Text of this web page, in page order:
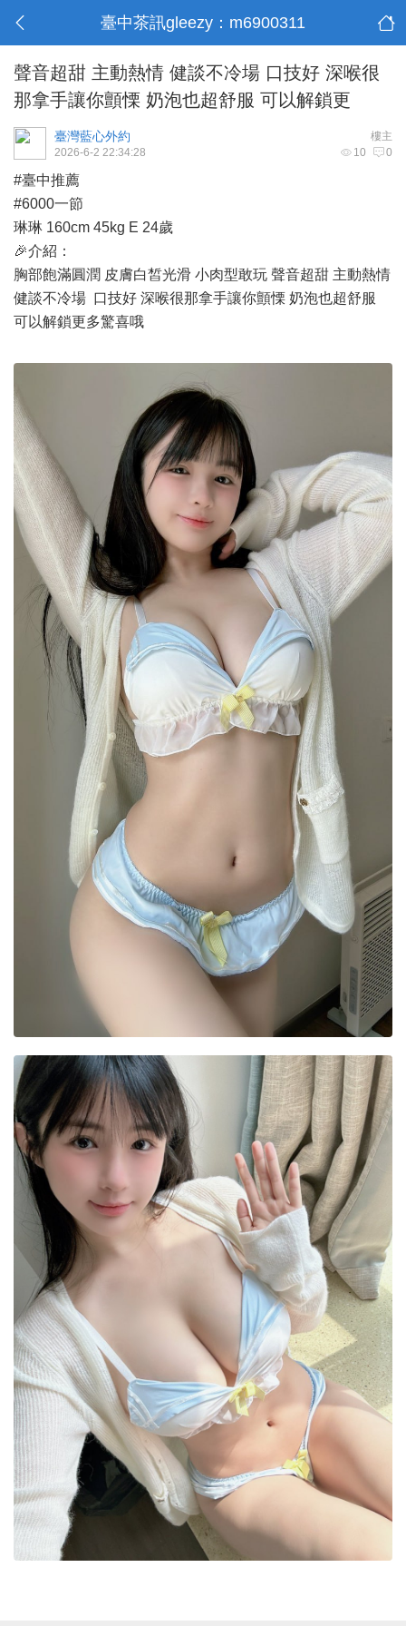
臺中茶訊gleezy：m6900311
聲音超甜 主動熱情 健談不冷場 口技好 深喉很
那拿手讓你顫慄 奶泡也超舒服 可以解鎖更
樓主
臺灣藍心外約
10 0
2026-6-2 22:34:28
#臺中推薦
#6000一節
琳琳 160cm 45kg E 24歲
🎉介紹：
胸部飽滿圓潤 皮膚白皙光滑 小肉型敢玩 聲音超甜 主動熱情
健談不冷場 口技好 深喉很那拿手讓你顫慄 奶泡也超舒服
可以解鎖更多驚喜哦